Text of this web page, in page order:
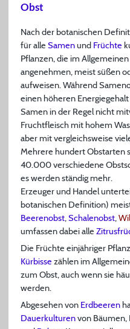
Obst
Nach der botanischen
für alle Samenund Früchte
Pflanzen, die im
angenehmen, meist süßen
aufweisen. Während
einen höheren
Samen in der Regel nicht
Fruchtfleisch mit hohem
aber mit vergleichsweise
Mehrere hundert Obstarten
40.000 verschiedene
es werden ständig mehr.
Erzeuger und Handel
botanischen Definition)
Beerenobst, Schalenobst,
umfassen dabei alle
Die Früchte einjähriger
Kürbisse zählen im
zum Obst, auch wenn sie
werden.
Abgesehen von Erdbeeren
Dauerkulturenvon Bäumen,